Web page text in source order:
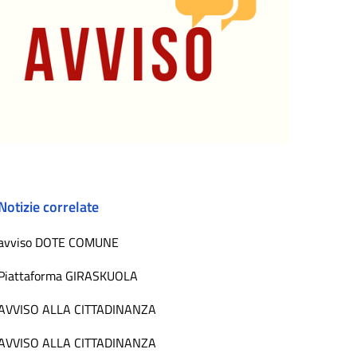
correlate
DOTE COMUNE
GIRASKUOLA
ALLA CITTADINANZA
ALLA CITTADINANZA